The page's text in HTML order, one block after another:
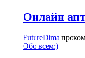
Онлайн
FutureDima
Обо всем:)